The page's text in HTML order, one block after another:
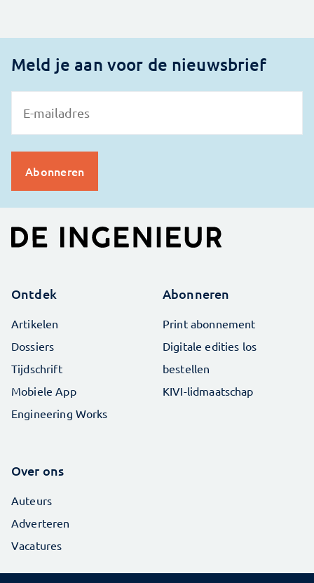
Meld je aan voor de nieuwsbrief
Ontdek
Artikelen
Dossiers
Tijdschrift
Mobiele App
Engineering Works
Abonneren
Print abonnement
Digitale edities los
bestellen
KIVI-lidmaatschap
Over ons
Auteurs
Adverteren
Vacatures